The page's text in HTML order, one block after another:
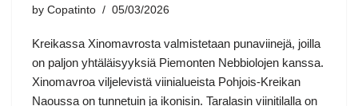
by Copatinto 05/03/2026
Kreikassa Xinomavrosta valmistetaan punaviinejä, joilla
on paljon yhtäläisyyksiä Piemonten Nebbiolojen kanssa.
Xinomavroa viljelevistä viinialueista Pohjois-Kreikan
Naoussa on tunnetuin ja ikonisin. Taralasin viinitilalla on